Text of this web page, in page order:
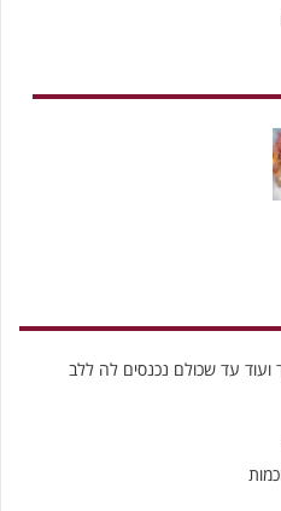
עד שכולם נכנסים לה ללב